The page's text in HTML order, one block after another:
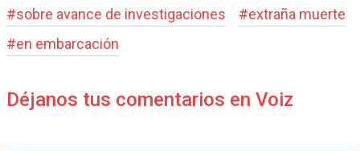
#sobre avance de investigaciones #extraña muerte
#en embarcación
Déjanos tus comentarios en Voiz